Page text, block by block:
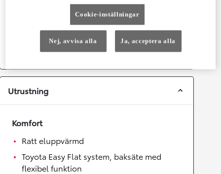
Fyrhjulsdrift
Växellåda
Automat
Utrustning
Komfort
Ratt eluppvärmd
Toyota Easy Flat system, baksäte med
flexibel funktion
Cookie-inställningar
Nej, avvisa alla Ja, acceptera alla